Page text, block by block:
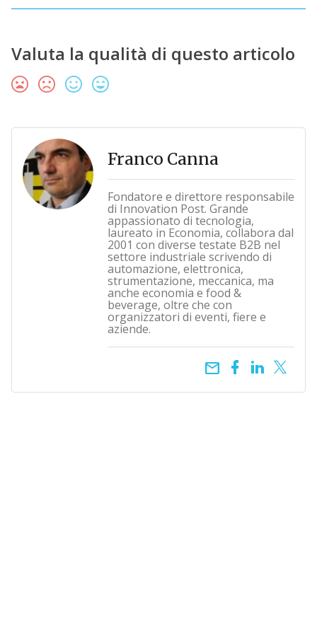
Valuta la qualità di questo articolo
Franco Canna
Fondatore e direttore responsabile
di Innovation Post. Grande
appassionato di tecnologia,
laureato in Economia, collabora dal
2001 con diverse testate B2B nel
settore industriale scrivendo di
automazione, elettronica,
strumentazione, meccanica, ma
anche economia e food &
beverage, oltre che con
organizzatori di eventi, fiere e
aziende.
email